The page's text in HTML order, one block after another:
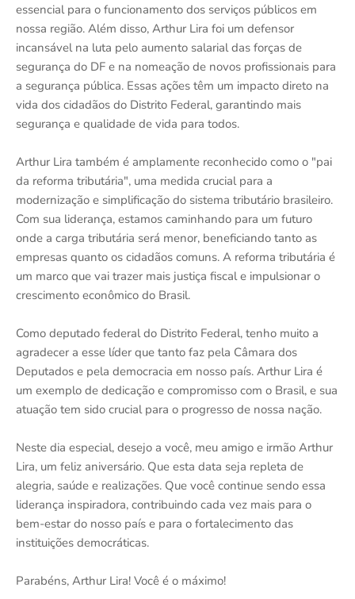
essencial para o funcionamento dos serviços públicos em
nossa região. Além disso, Arthur Lira foi um defensor
incansável na luta pelo aumento salarial das forças de
segurança do DF e na nomeação de novos profissionais para
a segurança pública. Essas ações têm um impacto direto na
vida dos cidadãos do Distrito Federal, garantindo mais
segurança e qualidade de vida para todos.
Arthur Lira também é amplamente reconhecido como o "pai
da reforma tributária", uma medida crucial para a
modernização e simplificação do sistema tributário brasileiro.
Com sua liderança, estamos caminhando para um futuro
onde a carga tributária será menor, beneficiando tanto as
empresas quanto os cidadãos comuns. A reforma tributária é
um marco que vai trazer mais justiça fiscal e impulsionar o
crescimento econômico do Brasil.
Como deputado federal do Distrito Federal, tenho muito a
agradecer a esse líder que tanto faz pela Câmara dos
Deputados e pela democracia em nosso país. Arthur Lira é
um exemplo de dedicação e compromisso com o Brasil, e sua
atuação tem sido crucial para o progresso de nossa nação.
Neste dia especial, desejo a você, meu amigo e irmão Arthur
Lira, um feliz aniversário. Que esta data seja repleta de
alegria, saúde e realizações. Que você continue sendo essa
liderança inspiradora, contribuindo cada vez mais para o
bem-estar do nosso país e para o fortalecimento das
instituições democráticas.
Parabéns, Arthur Lira! Você é o máximo!